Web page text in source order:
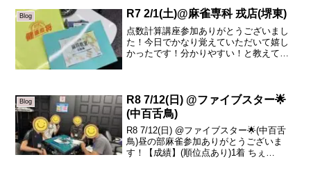
Blog R7 2/1(土)@麻雀専科 戎店(堺東)
点数計算講座参加ありがとうございまし
た！今日でかなり覚えていただいて嬉し
かったです！分かりやすい！と教えてい
覚えやすい仕組みや語呂合...
Blog
R8 7/12(日) @ファイブスター🌟
(中百舌鳥)
R8 7/12(日) @ファイブスター🌟(中百舌
鳥)昼の部麻雀参加ありがとうございま
す！【成績】(順位点あり)1着 ちぇ